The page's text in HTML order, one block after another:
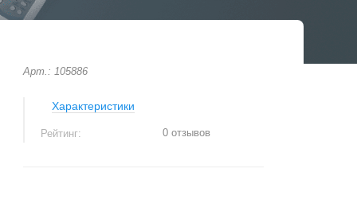
Арт.: 105886
Характеристики
Рейтинг: 0 отзывов